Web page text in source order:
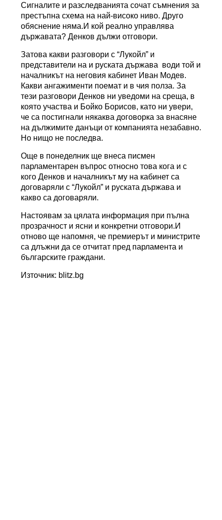
Сигналите и разследванията сочат съмнения за
престъпна схема на най-високо ниво. Друго
обяснение няма.И кой реално управлява
държавата? Денков дължи отговори.
Затова какви разговори с “Лукойл” и
представители на и руската държава води той и
началникът на неговия кабинет Иван Модев.
Какви ангажименти поемат и в чия полза. За
тези разговори Денков ни уведоми на среща, в
която участва и Бойко Борисов, като ни увери,
че са постигнали някаква договорка за внасяне
на дължимите данъци от компанията незабавно.
Но нищо не последва.
Още в понеделник ще внеса писмен
парламентарен въпрос относно това кога и с
кого Денков и началникът му на кабинет са
договаряли с “Лукойл” и руската държава и
какво са договаряли.
Настоявам за цялата информация при пълна
прозрачност и ясни и конкретни отговори.И
отново ще напомня, че премиерът и министрите
са длъжни да се отчитат пред парламента и
българските граждани.
Източник: blitz.bg